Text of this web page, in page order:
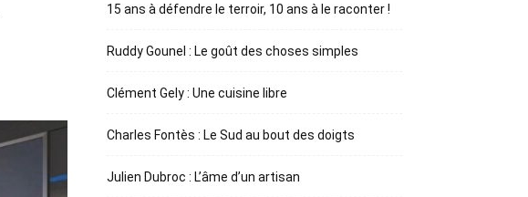
15 ans à défendre le terroir, 10 ans à le raconter !
Ruddy Gounel : Le goût des choses simples
Clément Gely : Une cuisine libre
Charles Fontès : Le Sud au bout des doigts
Julien Dubroc : L’âme d’un artisan